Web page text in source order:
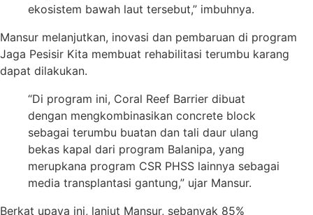
ekosistem bawah laut tersebut,” imbuhnya.
Mansur melanjutkan, inovasi dan pembaruan di program
Jaga Pesisir Kita membuat rehabilitasi terumbu karang
dapat dilakukan.
“Di program ini, Coral Reef Barrier dibuat
dengan mengkombinasikan concrete block
sebagai terumbu buatan dan tali daur ulang
bekas kapal dari program Balanipa, yang
merupkana program CSR PHSS lainnya sebagai
media transplantasi gantung,” ujar Mansur.
Berkat upaya ini, lanjut Mansur, sebanyak 85%